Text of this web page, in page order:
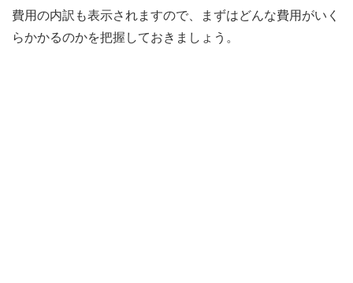
費用の内訳も表示されますので、まずはどんな費用がいく
らかかるのかを把握しておきましょう。